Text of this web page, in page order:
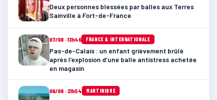
Deux personnes blessées par balles aux Terres
Sainville à Fort-de-France
07/08 · 13h46 FRANCE & INTERNATIONALE
Pas-de-Calais : un enfant grièvement brûlé
après l’explosion d’une balle antistress achetée
en magasin
06/08 · 21h54 MARTINIQUE